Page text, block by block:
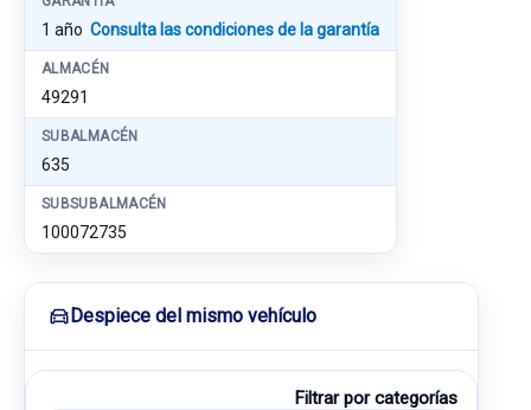
1 año Consulta las condiciones de la garantía
ALMACÉN
49291
SUBALMACÉN
635
SUBSUBALMACÉN
100072735
Despiece del mismo vehículo
Filtrar por categorías